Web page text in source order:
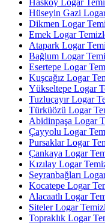
Hasköy Logar
Hüseyin Gazi
Dikmen Logar
Emek Logar
Atapark Logar
Bağlum Logar
Esertepe Logar
Kuşcağız Logar
Yükseltepe Logar
Tuzluçayır Logar
Türküözü Logar
Abidinpaşa Logar
Çayyolu Logar
Pursaklar Logar
Çankaya Logar
Kızılay Logar
Seyranbağları
Kocatepe Logar
Alacaatlı Logar
Siteler Logar
Topraklık Logar